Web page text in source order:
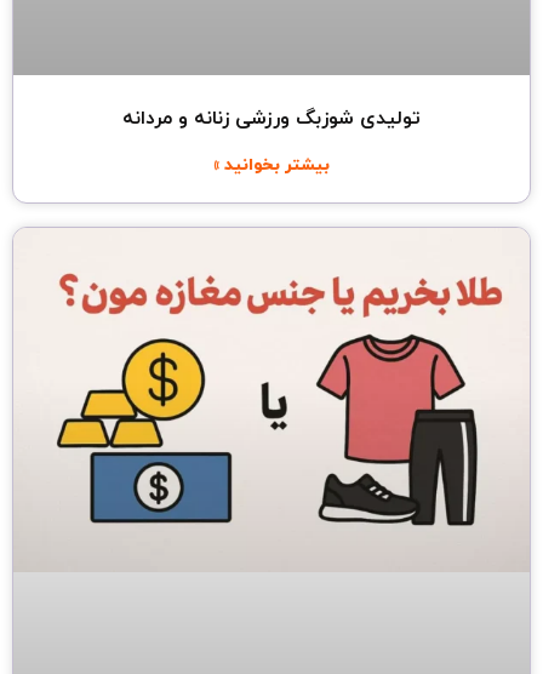
تولیدی شوزبگ ورزشی زنانه و مردانه
بیشتر بخوانید »